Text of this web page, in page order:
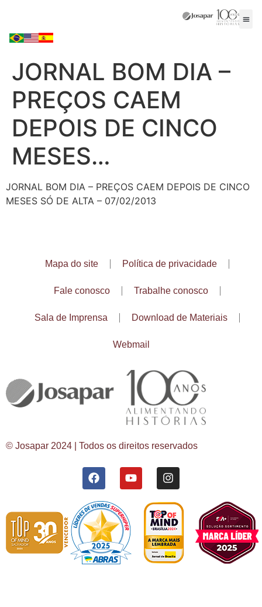
JORNAL BOM DIA –
PREÇOS CAEM
DEPOIS DE CINCO
MESES…
JORNAL BOM DIA – PREÇOS CAEM DEPOIS DE CINCO
MESES SÓ DE ALTA – 07/02/2013
Mapa do site Política de privacidade
Fale conosco Trabalhe conosco
Sala de Imprensa Download de Materiais
Webmail
© Josapar 2024 | Todos os direitos reservados